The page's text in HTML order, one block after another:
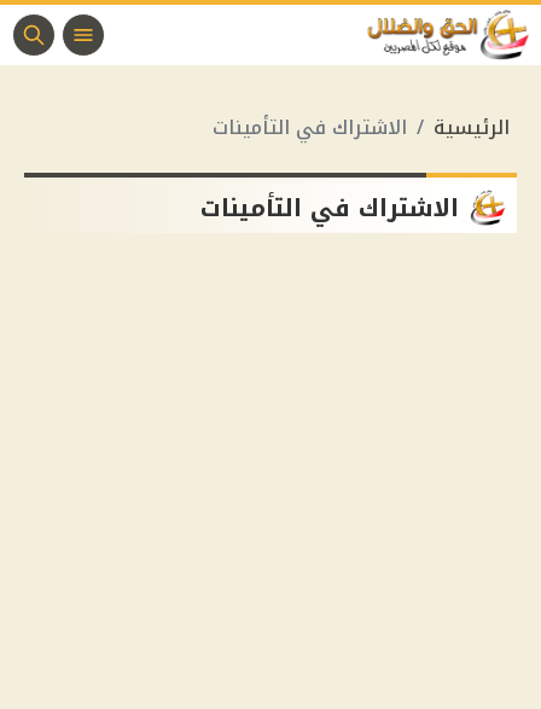
الرئيسية الاشتراك في التأمينات
الاشتراك في التأمينات